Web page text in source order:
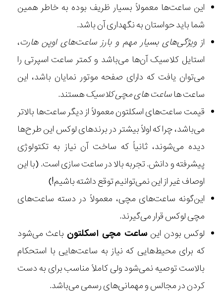
این ساعت‌ها معمولاً بسیار ظریف بوده به خاطر همین
شما باید حواستان به نگهداری آن باشد.
ازویژگی‌های بسیار مهم و بارز ساعت‌های اوپن هارت،
استایل کلاسیک آن‌ها می‌باشد و کمتر ساعت اسپرتی را
می‌توان یافت که دارای صفحه موتور نمایان باشد، این
ساعت هاساعت های مچی کلاسیکهستند.
قیمت ساعت‌های اسکلتون معمولاً از دیگر ساعت‌ها بالاتر
می‌باشد، چرا که اولاً بیشتر در برندهای لوکس این طرح‌ها
دیده می‌شوند، ثانیاً که ساخت آن نیاز به تکتولوژی
پیشرفته و دانش. تجربه بالا در ساعت سازی است. (با این
اوصاف غیر از این نمی‌توانیم توقع داشته باشیم!)
این‌گونه ساعت‌های مچی، معمولاً در دسته ساعت‌های
مچی لوکس قرار می‌گیرند.
لوکس بودن این ساعت مچی اسکلتون باعث می‌شود
که برای محیط‌هایی که نیاز به ساعت‌هایی با استحکام
بالاست توصیه نمی‌شود ولی کاملاً مناسب برای به دست
کردن در مجالس و مهمانی‌های رسمی می‌باشد.